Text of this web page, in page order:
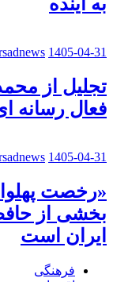
به آینده
1405-04-31
تجلیل از
فعال رسانه
1405-04-31
«رخصت
بخشی از
ایران است
فرهنگی